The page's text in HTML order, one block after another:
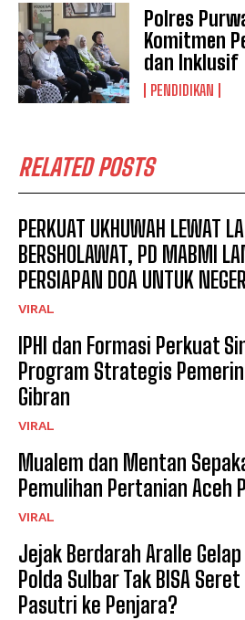
Polres
Komitmen
dan Inklusif
PENDIDIKAN
RELATED POSTS
PERKUAT UKHUWAH LEWAT
BERSHOLAWAT, PD MABMI
PERSIAPAN DOA UNTUK
VIRAL
IPHI dan Formasi Perkuat
Program Strategis
Gibran
VIRAL
Mualem dan Mentan
Pemulihan Pertanian Aceh
VIRAL
Jejak Berdarah Aralle
Polda Sulbar Tak BISA
Pasutri ke Penjara?